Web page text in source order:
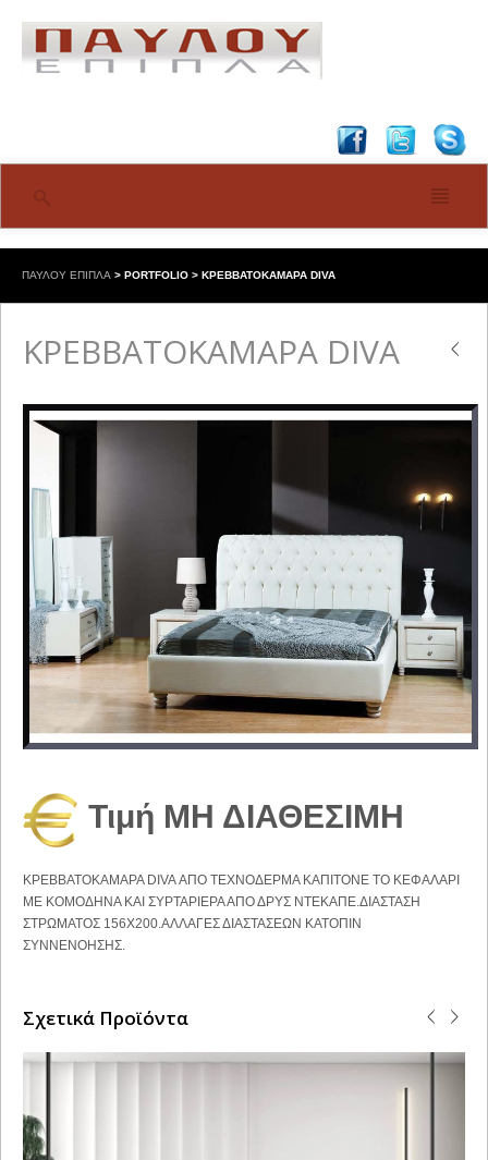
ΠΑΥΛΟΥ ΕΠΙΠΛΑ > PORTFOLIO > ΚΡΕΒΒΑΤΟΚΑΜΑΡΑ DIVA
ΚΡΕΒΒΑΤΟΚΑΜΑΡΑ DIVA
Τιμή ΜΗ ΔΙΑΘΕΣΙΜΗ
ΚΡΕΒΒΑΤΟΚΑΜΑΡΑ DIVA ΑΠΟ ΤΕΧΝΟΔΕΡΜΑ ΚΑΠΙΤΟΝΕ ΤΟ ΚΕΦΑΛΑΡΙ
ΜΕ ΚΟΜΟΔΗΝΑ ΚΑΙ ΣΥΡΤΑΡΙΕΡΑ ΑΠΟ ΔΡΥΣ ΝΤΕΚΑΠΕ.ΔΙΑΣΤΑΣΗ
ΣΤΡΩΜΑΤΟΣ 156Χ200.ΑΛΛΑΓΕΣ ΔΙΑΣΤΑΣΕΩΝ ΚΑΤΟΠΙΝ
ΣΥΝΝΕΝΟΗΣΗΣ.
Σχετικά Προϊόντα